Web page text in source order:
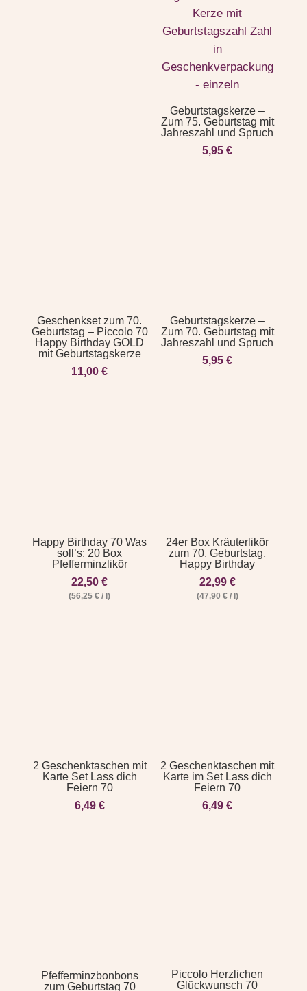
Geburtstagskerze –
Zum 75. Geburtstag mit
Jahreszahl und Spruch
5,95€
Geschenkset zum 70.
Geburtstag – Piccolo 70
Happy Birthday GOLD
mit Geburtstagskerze
11,00€
Geburtstagskerze –
Zum 70. Geburtstag mit
Jahreszahl und Spruch
5,95€
Happy Birthday 70 Was
soll’s: 20 Box
Pfefferminzlikör
22,50€
(56,25€ / l)
24er Box Kräuterlikör
zum 70. Geburtstag,
Happy Birthday
22,99 €
(47,90 €/ l)
2 Geschenktaschen mit
Karte Set Lass dich
Feiern 70
6,49 €
2 Geschenktaschen mit
Karte im Set Lass dich
Feiern 70
6,49€
Pfefferminzbonbons
zum Geburtstag 70
Piccolo Herzlichen
Glückwunsch 70